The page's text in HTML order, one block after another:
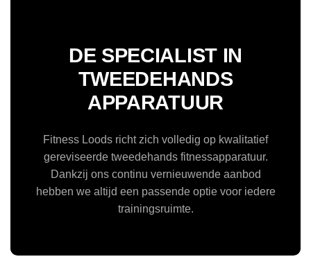
DE SPECIALIST IN
TWEEDEHANDS
APPARATUUR
Fitness Loods richt zich volledig op kwalitatief
gereviseerde tweedehands fitnessapparatuur.
Dankzij ons continu vernieuwende aanbod
hebben we altijd een passende optie voor iedere
trainingsruimte.